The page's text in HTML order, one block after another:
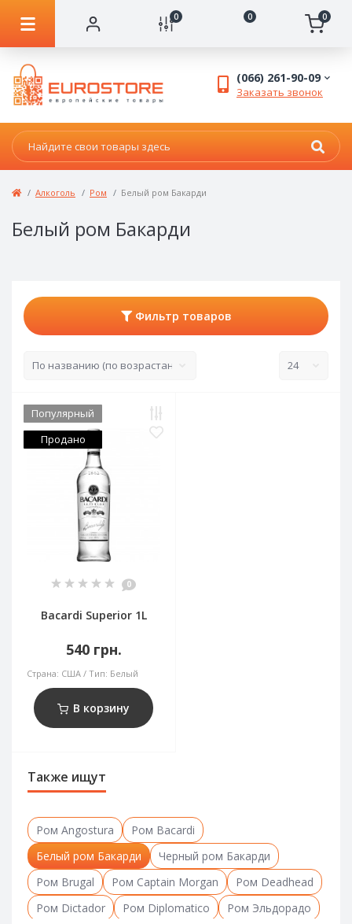
0 0 0
(066) 261-90-09
Заказать звонок
Алкоголь Ром Белый ром Бакарди
Белый ром Бакарди
Фильтр товаров
Популярный
Продано
0
Bacardi Superior 1L
540 грн.
Страна: США Тип: Белый
В корзину
Также ищут
Ром Angostura
Ром Bacardi
Белый ром Бакарди
Черный ром Бакарди
Ром Brugal
Ром Captain Morgan
Ром Deadhead
Ром Dictador
Ром Diplomatico
Ром Эльдорадо